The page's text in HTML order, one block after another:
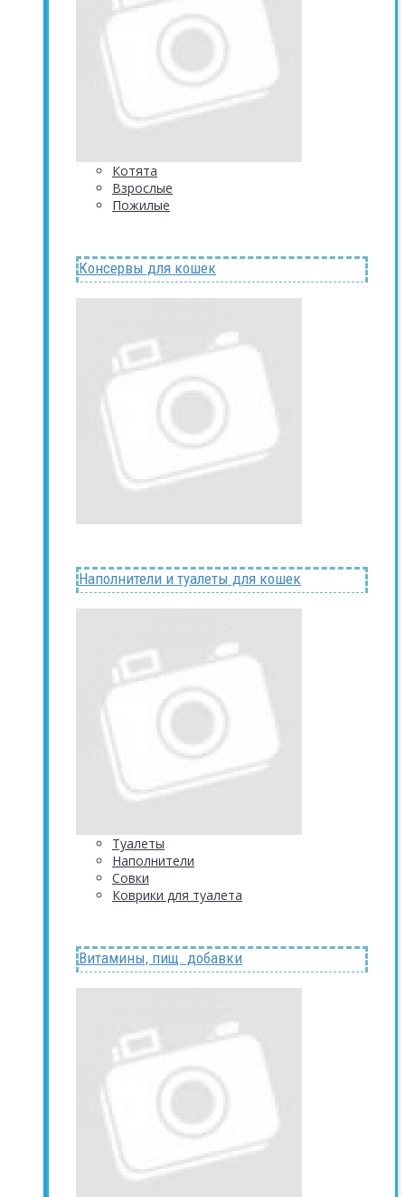
Котята
Взрослые
Пожилые
Консервы для кошек
Наполнители и туалеты для кошек
Туалеты
Наполнители
Совки
Коврики для туалета
Витамины, пищ. добавки